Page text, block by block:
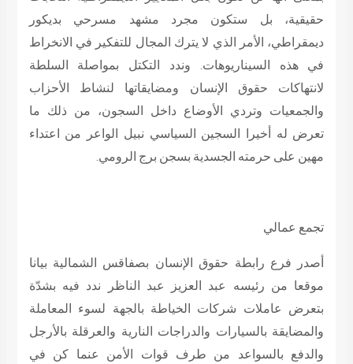
حقيقية، بل ستكون مجرد مشهد مسرحي بديكور
ديمقراطي، الأمر الذي لا يترك المجال للتفكير في الانخراط
في هذه السيناريوهات. وندد التكتل بمواصلة السلطة
لانتهاكات حقوق الإنسان ومضايقاتها لنشاط الأحزاب
والجمعيات وتردي الأوضاع داخل السجون، من ذلك ما
تعرض له أخيرا السجين السياسي نبيل الواعر من اعتداء
مهين على حرمته الجسدية بسجن برج الرومي.
تجمع عمالي
أصدر فرع رابطة حقوق الإنسان بصفاقس الشمالية بيانا
موقعا من رئيسه عبد العزيز عبد الناظر ندد فيه بشدّة
بتعرض عاملات شركات الخياطة بالجهة لسوء المعاملة
والمضايقة بالسيارات والدراجات النارية والعرقلة بالأرجل
والدفع بالسواعد من طرف قوات الأمن عنما كن في